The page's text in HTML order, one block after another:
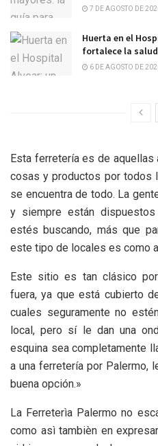
7 DE AGOSTO DE
Huerta en el
fortalece la
6 DE AGOSTO DE
Esta ferretería es de
cosas y productos por todos
se encuentra de todo. La
y siempre están
estés buscando, más que
este tipo de locales es como
Este sitio es tan clásico
fuera, ya que está cubierto
cuales seguramente no
local, pero sí le dan una
esquina sea completamente
a una ferretería por Palermo,
buena opción.»
La Ferreterìa Palermo no
como asì tambièn en